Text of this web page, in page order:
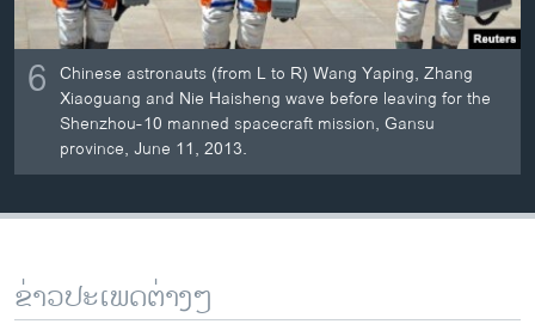
6 Chinese astronauts (from L to R) Wang Yaping, Zhang
Xiaoguang and Nie Haisheng wave before leaving for the
Shenzhou-10 manned spacecraft mission, Gansu
province, June 11, 2013.
ຂ່າວປະເພດຕ່າງໆ